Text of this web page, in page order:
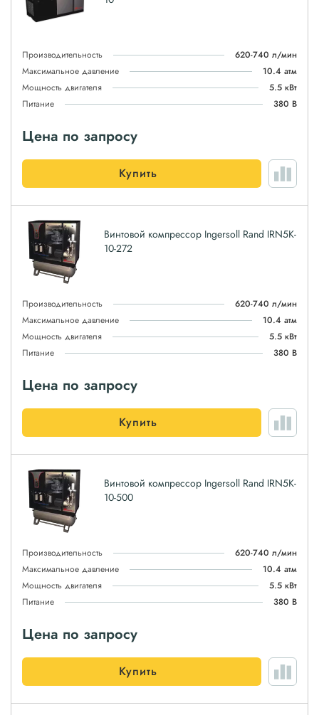
Производительность
620-740 л/мин
Максимальное давление
10.4 атм
Мощность двигателя
5.5 кВт
Питание
380 В
Цена по запросу
Купить
Винтовой компрессор Ingersoll Rand IRN5K-
10-272
Производительность
620-740 л/мин
Максимальное давление
10.4 атм
Мощность двигателя
5.5 кВт
Питание
380 В
Цена по запросу
Купить
Винтовой компрессор Ingersoll Rand IRN5K-
10-500
Производительность
620-740 л/мин
Максимальное давление
10.4 атм
Мощность двигателя
5.5 кВт
Питание
380 В
Цена по запросу
Купить